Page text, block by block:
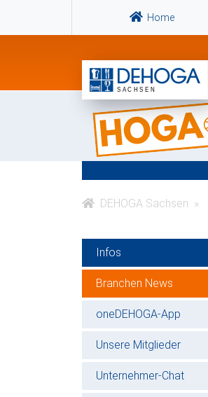
Home
DEHOGA Sachsen
Infos
Branchen News
oneDEHOGA-App
Unsere Mitglieder
Unternehmer-Chat